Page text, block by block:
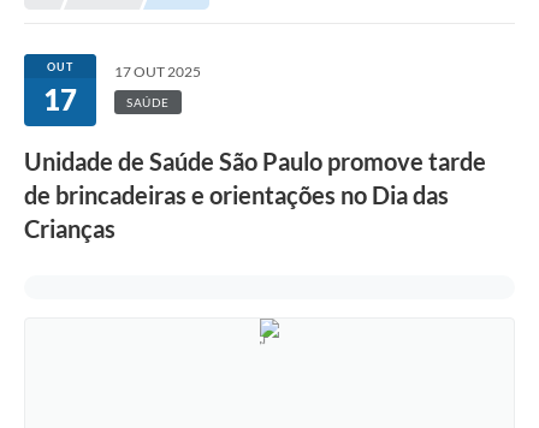
OUT
17
17 OUT 2025
SAÚDE
Unidade de Saúde São Paulo promove tarde
de brincadeiras e orientações no Dia das
Crianças